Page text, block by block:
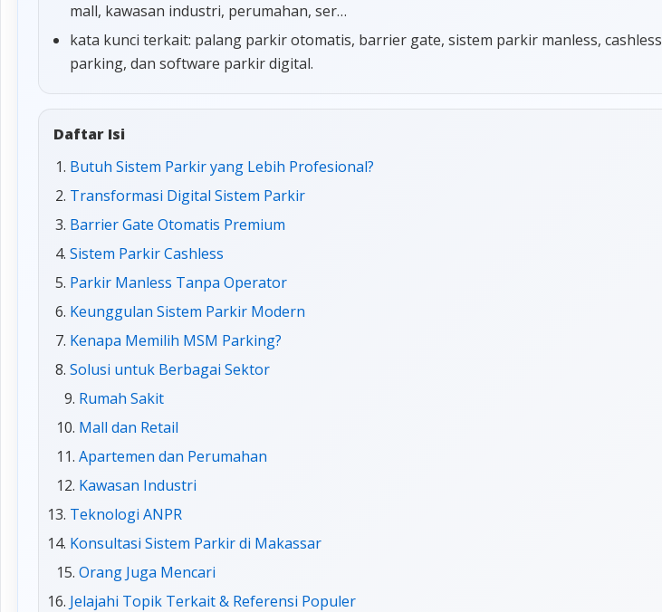
mall, kawasan industri, perumahan, ser…
kata kunci terkait: palang parkir otomatis, barrier gate, sistem parkir manless, cashless
parking, dan software parkir digital.
Daftar Isi
Butuh Sistem Parkir yang Lebih Profesional?
Transformasi Digital Sistem Parkir
Barrier Gate Otomatis Premium
Sistem Parkir Cashless
Parkir Manless Tanpa Operator
Keunggulan Sistem Parkir Modern
Kenapa Memilih MSM Parking?
Solusi untuk Berbagai Sektor
Rumah Sakit
Mall dan Retail
Apartemen dan Perumahan
Kawasan Industri
Teknologi ANPR
Konsultasi Sistem Parkir di Makassar
Orang Juga Mencari
Jelajahi Topik Terkait & Referensi Populer